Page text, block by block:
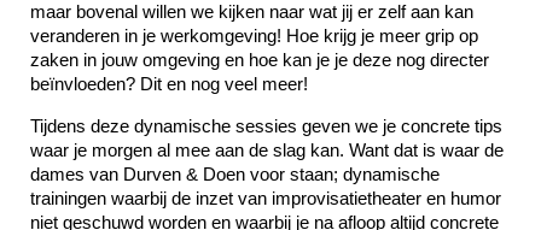
maar bovenal willen we kijken naar wat jij er zelf aan kan
veranderen in je werkomgeving! Hoe krijg je meer grip op
zaken in jouw omgeving en hoe kan je je deze nog directer
beïnvloeden? Dit en nog veel meer!
Tijdens deze dynamische sessies geven we je concrete tips
waar je morgen al mee aan de slag kan. Want dat is waar de
dames van Durven & Doen voor staan; dynamische
trainingen waarbij de inzet van improvisatietheater en humor
niet geschuwd worden en waarbij je na afloop altijd concrete